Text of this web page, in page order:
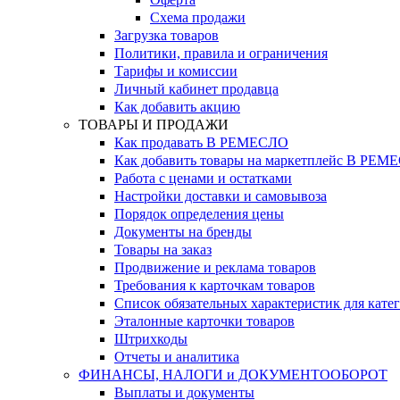
Схема продажи
Загрузка товаров
Политики, правила и ограничения
Тарифы и комиссии
Личный кабинет продавца
Как добавить акцию
ТОВАРЫ И ПРОДАЖИ
Как продавать В РЕМЕСЛО
Как добавить товары на маркетплейс В
Работа с ценами и остатками
Настройки доставки и самовывоза
Порядок определения цены
Документы на бренды
Товары на заказ
Продвижение и реклама товаров
Требования к карточкам товаров
Cписок обязательных характеристик для
Эталонные карточки товаров
Штрихкоды
Отчеты и аналитика
ФИНАНСЫ, НАЛОГИ и ДОКУМЕНТООБОРОТ
Выплаты и документы